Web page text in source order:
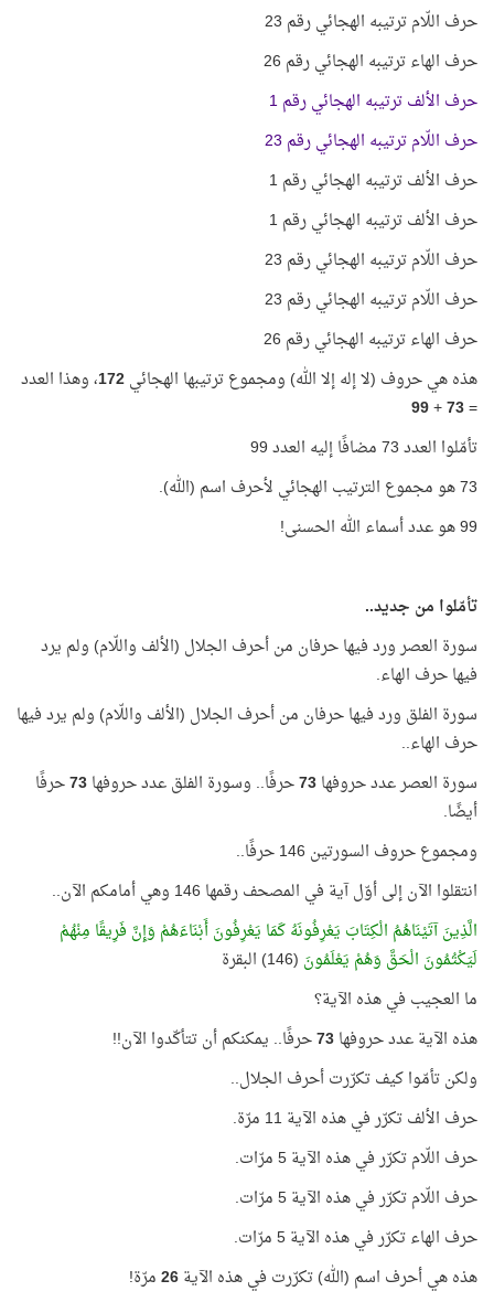
حرف اللّام ترتيبه الهجائي رقم 23
حرف الهاء ترتيبه الهجائي رقم 26
حرف الألف ترتيبه الهجائي رقم 1
حرف اللّام ترتيبه الهجائي رقم 23
حرف الألف ترتيبه الهجائي رقم 1
حرف الألف ترتيبه الهجائي رقم 1
حرف اللّام ترتيبه الهجائي رقم 23
حرف اللّام ترتيبه الهجائي رقم 23
حرف الهاء ترتيبه الهجائي رقم 26
هذه هي حروف (لا إله إلا الله) ومجموع ترتيبها الهجائي172، وهذا العدد
=
73
+
99
تأمّلوا العدد 73 مضافًا إليه العدد 99
73 هو مجموع الترتيب الهجائي لأحرف اسم (الله).
99 هو عدد أسماء الله الحسنى!
تأمّلوا من جديد..
سورة العصر ورد فيها حرفان من أحرف الجلال (الألف واللّام) ولم يرد
فيها حرف الهاء.
سورة الفلق ورد فيها حرفان من أحرف الجلال (الألف واللّام) ولم يرد فيها
حرف الهاء..
سورة العصر عدد حروفها73حرفًا.. وسورة الفلق عدد حروفها73حرفًا
أيضًا.
ومجموع حروف السورتين 146 حرفًا..
انتقلوا الآن إلى أوّل آية في المصحف رقمها 146 وهي أمامكم الآن..
الَّذِينَ آتَيْنَاهُمُ الْكِتَابَ يَعْرِفُونَهُ كَمَا يَعْرِفُونَ أَبْنَاءَهُمْ وَإِنَّ فَرِيقًا مِنْهُمْ
لَيَكْتُمُونَ الْحَقَّ وَهُمْ يَعْلَمُونَ (146) البقرة
ما العجيب في هذه الآية؟
هذه الآية عدد حروفها73حرفًا.. يمكنكم أن تتأكّدوا الآن!!
ولكن تأمّوا كيف تكرّرت أحرف الجلال..
حرف الألف تكرّر في هذه الآية 11 مرّة.
حرف اللّام تكرّر في هذه الآية 5 مرّات.
حرف اللّام تكرّر في هذه الآية 5 مرّات.
حرف الهاء تكرّر في هذه الآية 5 مرّات.
هذه هي أحرف اسم (الله) تكرّرت في هذه الآية26مرّة!